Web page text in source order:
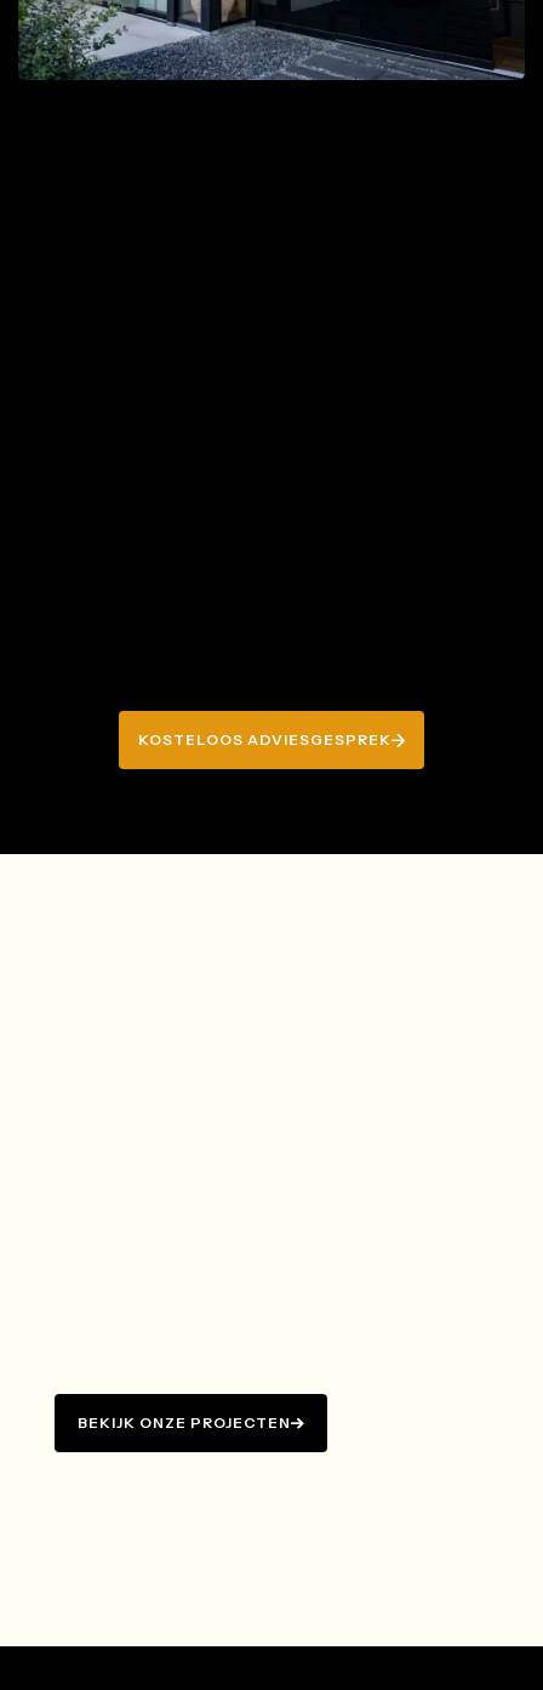
KOSTELOOS ADVIESGESPREK
BEKIJK ONZE PROJECTEN